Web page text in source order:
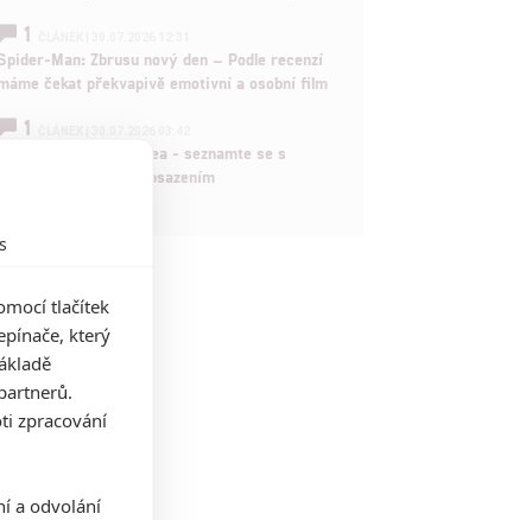
1
Man: Zbrusu nový den – Podle recenzí
čekat překvapivě emotivní a osobní film
1
Velké preview: Odyssea - seznamte se s
maximálně nabitým obsazením
tlačítek
který
zpracování
a odvolání